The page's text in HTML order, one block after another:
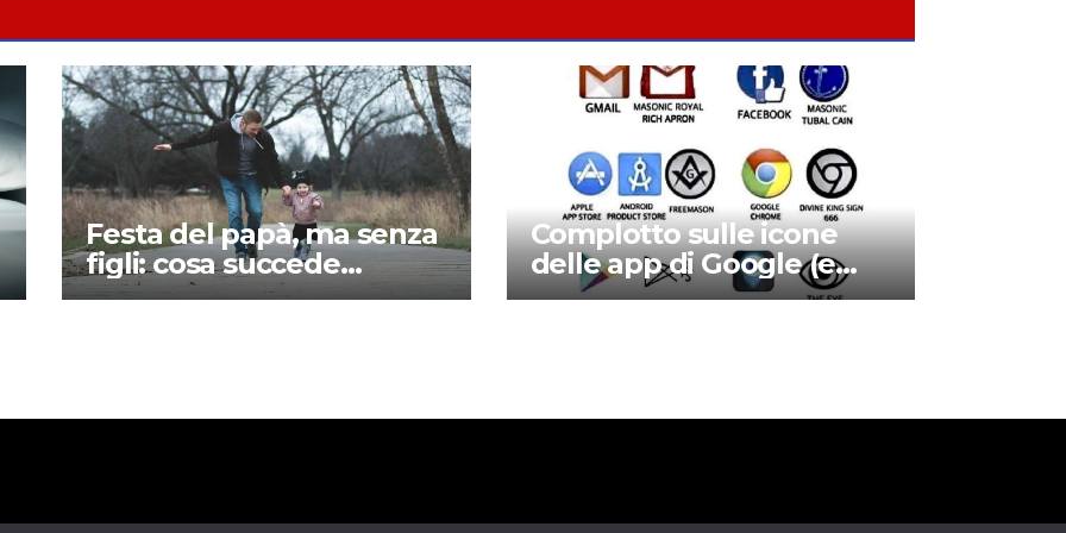
Festa del papà, ma senza
figli: cosa succede
davvero ai padri separati
Complotto sulle icone
delle app di Google (e
non solo): c’è un